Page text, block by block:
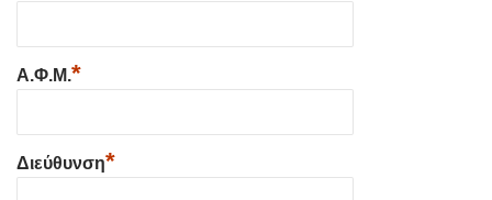
Α.Φ.Μ.*
Διεύθυνση*